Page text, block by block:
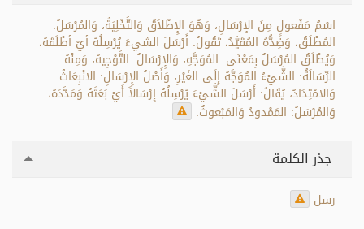
اسْمُ مَفْعولٍ مِنَ الإرْسَالِ، وَهُوَ الإِطْلاَقُ وَالتَّخْلِيَةُ، وَالمُرْسَلُ:
المُطْلَقُ، وَضِدُّهُ المُقَيَّدُ، تَقُولُ: أَرْسَلَ الشيءَ يُرْسِلُهُ أيْ أطْلَقَهُ،
وَيُطْلَقُ المُرْسَلُ بِمَعْنَى: المُوَجَّهِ، وَالإِرْسَالُ: التَّوْجِيهُ، وَمِنْهُ
الرِّسَالَةُ: الشَّيْءُ المُوَجَّهُ إِلَى الغَيْرِ، وَأَصْلُ الإِرْسَالِ: الانْبِعَاثُ
وَالامْتِدَادُ، يُقَالُ: أَرْسَلَ الشَّيْءَ يُرْسِلُهُ إِرْسَالاً أَيْ بَعَثَهُ وَمَدَّدَهُ،
وَالمُرْسَلُ: المَمْدودُ وَالمَبْعوثُ.
جذر الكلمة
رسل